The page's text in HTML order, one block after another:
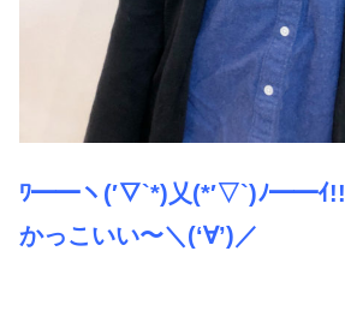
ﾜ━︎━︎ヽ(′▽︎`*)乂(*′▽︎`)ﾉ━︎━︎ｲ!!
かっこいい〜＼(‘∀’)／